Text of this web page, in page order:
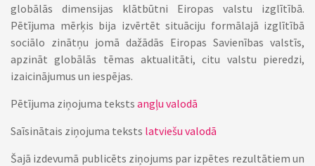
globālās dimensijas klātbūtni Eiropas valstu izglītībā.
Pētījuma mērķis bija izvērtēt situāciju formālajā izglītībā
sociālo zinātņu jomā dažādās Eiropas Savienības valstīs,
apzināt globālās tēmas aktualitāti, citu valstu pieredzi,
izaicinājumus un iespējas.
Pētījuma ziņojuma teksts angļu valodā
Saīsinātais ziņojuma teksts latviešu valodā
Šajā izdevumā publicēts ziņojums par izpētes rezultātiem un